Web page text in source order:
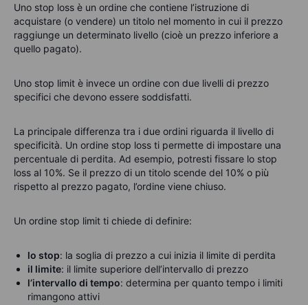
Uno stop loss è un ordine che contiene l’istruzione di
acquistare (o vendere) un titolo nel momento in cui il prezzo
raggiunge un determinato livello (cioè un prezzo inferiore a
quello pagato).
Uno stop limit è invece un ordine con due livelli di prezzo
specifici che devono essere soddisfatti.
La principale differenza tra i due ordini riguarda il livello di
specificità. Un ordine stop loss ti permette di impostare una
percentuale di perdita. Ad esempio, potresti fissare lo stop
loss al 10%. Se il prezzo di un titolo scende del 10% o più
rispetto al prezzo pagato, l’ordine viene chiuso.
Un ordine stop limit ti chiede di definire:
lo stop: la soglia di prezzo a cui inizia il limite di perdita
il limite: il limite superiore dell’intervallo di prezzo
l’intervallo di tempo: determina per quanto tempo i limiti
rimangono attivi